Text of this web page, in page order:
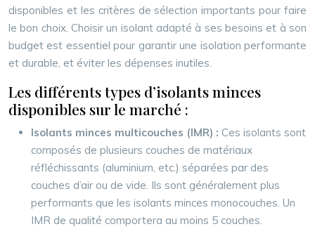
disponibles et les critères de sélection importants pour faire
le bon choix. Choisir un isolant adapté à ses besoins et à son
budget est essentiel pour garantir une isolation performante
et durable, et éviter les dépenses inutiles.
Les différents types d’isolants minces
disponibles sur le marché :
Isolants minces multicouches (IMR) : Ces isolants sont
composés de plusieurs couches de matériaux
réfléchissants (aluminium, etc.) séparées par des
couches d’air ou de vide. Ils sont généralement plus
performants que les isolants minces monocouches. Un
IMR de qualité comportera au moins 5 couches.